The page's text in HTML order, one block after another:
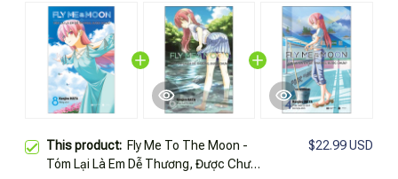
This product: Fly Me To The Moon -
Tóm Lại Là Em Dễ Thương, Được Chưa?
$22.99 USD